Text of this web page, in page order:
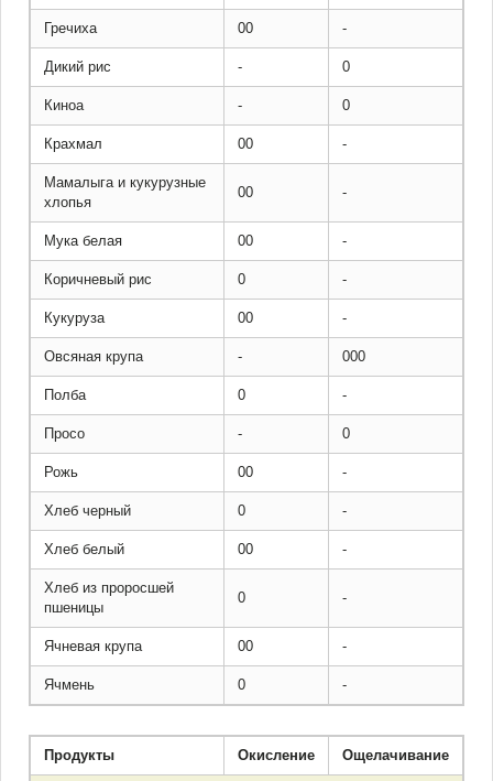
Гречиха 00 -
Дикий рис - 0
Киноа - 0
Крахмал 00 -
Мамалыга и кукурузные
хлопья
00 -
Мука белая 00 -
Коричневый рис 0 -
Кукуруза 00 -
Овсяная крупа - 000
Полба 0 -
Просо - 0
Рожь 00 -
Хлеб черный 0 -
Хлеб белый 00 -
Хлеб из проросшей
пшеницы
0 -
Ячневая крупа 00 -
Ячмень 0 -
Продукты Окисление Ощелачивание